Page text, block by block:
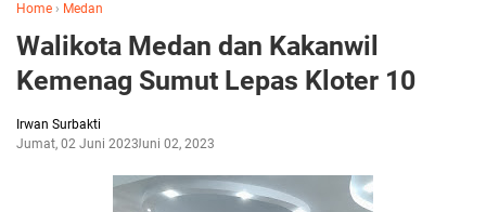
Home › Medan
Walikota Medan dan Kakanwil
Kemenag Sumut Lepas Kloter 10
Irwan Surbakti
Jumat, 02 Juni 2023Juni 02, 2023